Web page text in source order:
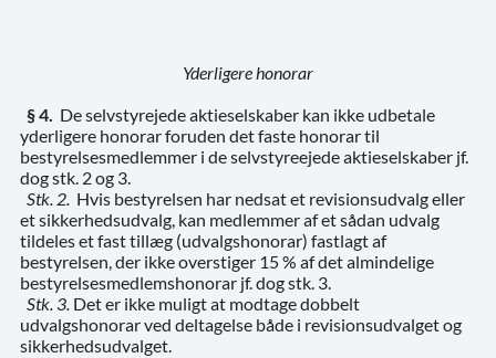
Yderligere honorar
§ 4. De selvstyrejede aktieselskaber kan ikke udbetale
yderligere honorar foruden det faste honorar til
bestyrelsesmedlemmer i de selvstyreejede aktieselskaber jf.
dog stk. 2 og 3.
Stk. 2. Hvis bestyrelsen har nedsat et revisionsudvalg eller
et sikkerhedsudvalg, kan medlemmer af et sådan udvalg
tildeles et fast tillæg (udvalgshonorar) fastlagt af
bestyrelsen, der ikke overstiger 15 % af det almindelige
bestyrelsesmedlemshonorar jf. dog stk. 3.
Stk. 3. Det er ikke muligt at modtage dobbelt
udvalgshonorar ved deltagelse både i revisionsudvalget og
sikkerhedsudvalget.